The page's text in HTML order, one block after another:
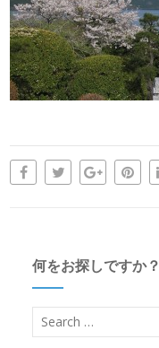
何をお探しですか？